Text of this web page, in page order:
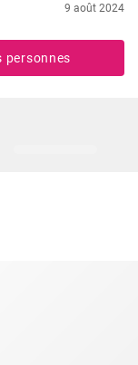
9 août 2024
personnes